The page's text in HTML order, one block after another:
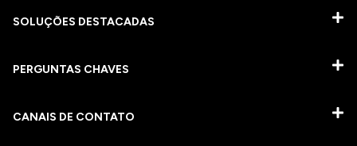
SOLUÇÕES DESTACADAS
PERGUNTAS CHAVES​
CANAIS DE CONTATO